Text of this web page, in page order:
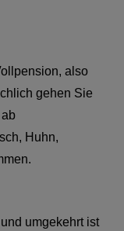
also
gehen Sie
Huhn,
umgekehrt ist